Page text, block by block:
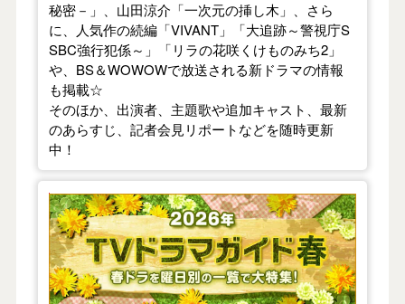
秘密－」、山田涼介「一次元の挿し木」、さら
に、人気作の続編「VIVANT」「大追跡～警視庁S
SBC強行犯係～」「リラの花咲くけものみち2」
や、BS＆WOWOWで放送される新ドラマの情報
も掲載☆
そのほか、出演者、主題歌や追加キャスト、最新
のあらすじ、記者会見リポートなどを随時更新
中！
【2026年春】TVドラマガイド